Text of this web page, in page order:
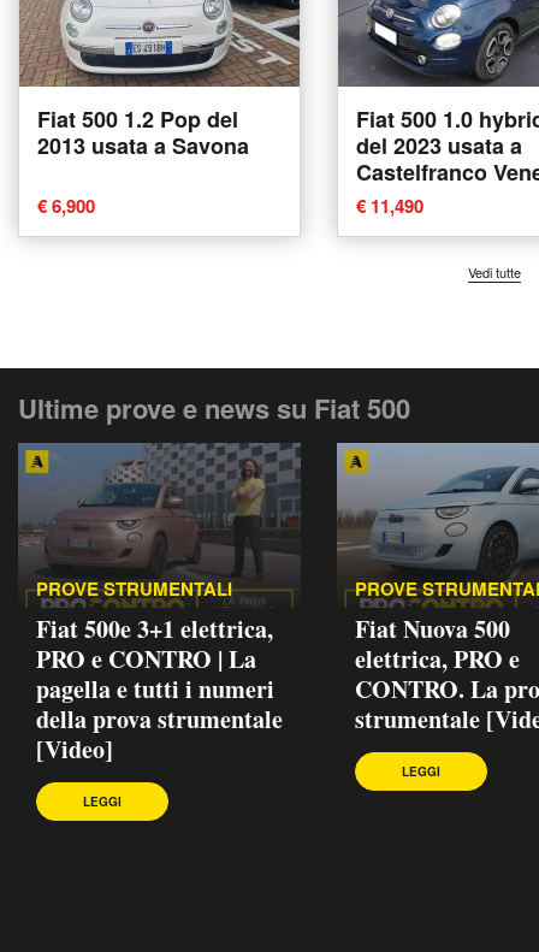
Fiat 500 1.2 Pop del
2013 usata a Savona
€ 6,900
Fiat 500 1.0
del 2023 usata a
Castelfranco
€ 11,490
Vedi tutte
Ultime prove e news su Fiat 500
PROVE STRUMENTALI
Fiat 500e 3+1 elettrica,
PRO e CONTRO | La
pagella e tutti i numeri
della prova strumentale
[Video]
LEGGI
PROVE
Fiat Nuova 500
elettrica, PRO e
CONTRO. La
strumentale
LEGGI